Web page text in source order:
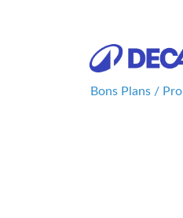
Bons Plans /